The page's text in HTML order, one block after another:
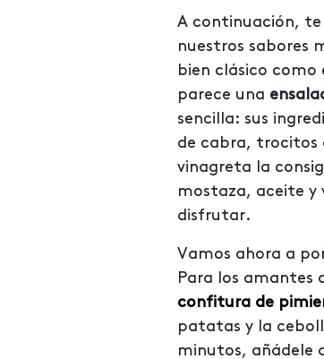
A continuación, te
nuestros sabores
bien clásico como
parece una
sencilla: sus
de cabra, trocitos
vinagreta la
mostaza, aceite y
disfrutar.
Vamos ahora a
Para los amantes
confitura de
patatas y la
minutos, añádele